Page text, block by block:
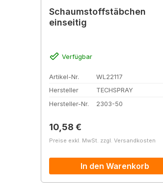
Schaumstoffstäbchen
einseitig
Verfügbar
Artikel-Nr.
WL22117
Hersteller
TECHSPRAY
Hersteller-Nr.
2303-50
Regulärer Preis:
10,58 €
Preise exkl. MwSt. zzgl. Versandkosten
In den Warenkorb